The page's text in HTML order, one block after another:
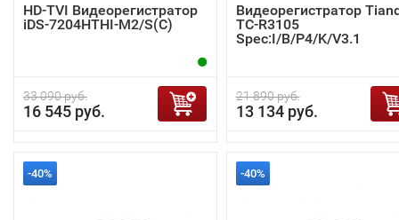
HD-TVI Видеорегистратор
iDS-7204HTHI-M2/S(C)
33 090 руб.
16 545 руб.
Видеорегистратор
TC-R3105
Spec:I/B/P4/K/V3.1
21 890 руб.
13 134 руб.
-40% -40%